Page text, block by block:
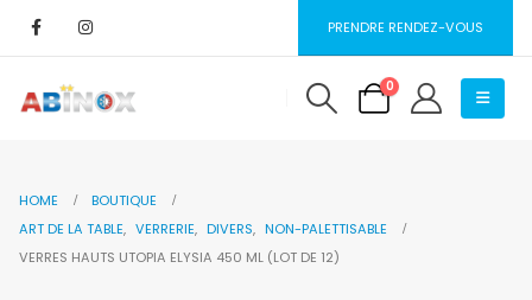
PRENDRE RENDEZ-VOUS
0
HOME
BOUTIQUE
ART DE LA TABLE, VERRERIE, DIVERS, NON-PALETTISABLE
VERRES HAUTS UTOPIA ELYSIA 450 ML (LOT DE 12)